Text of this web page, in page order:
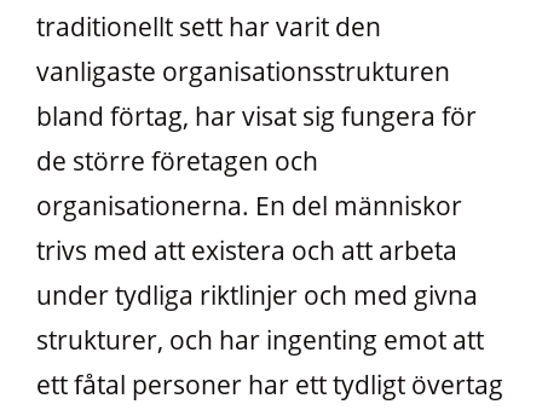
traditionellt sett har varit den
vanligaste organisationsstrukturen
bland förtag, har visat sig fungera för
de större företagen och
organisationerna. En del människor
trivs med att existera och att arbeta
under tydliga riktlinjer och med givna
strukturer, och har ingenting emot att
ett fåtal personer har ett tydligt övertag